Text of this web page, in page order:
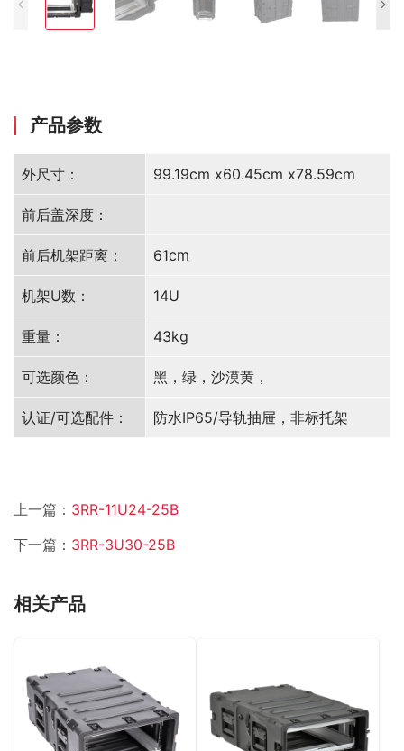
产品参数
外尺寸： 99.19cm x60.45cm x78.59cm
前后盖深度：
前后机架距离： 61cm
机架U数： 14U
重量： 43kg
可选颜色： 黑，绿，沙漠黄，
认证/可选配件： 防水IP65/导轨抽屉，非标托架
上一篇： 3RR-11U24-25B
下一篇： 3RR-3U30-25B
相关产品